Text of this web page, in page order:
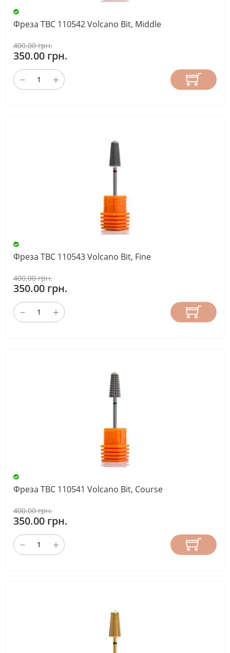
Фреза ТВС 110542 Volcano Bit, Middle
400.00 грн.
350.00 грн.
Фреза ТВС 110543 Volcano Bit, Fine
400.00 грн.
350.00 грн.
Фреза ТВС 110541 Volcano Bit, Course
400.00 грн.
350.00 грн.